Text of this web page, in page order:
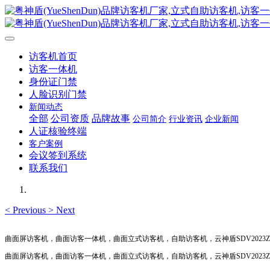
访客机首页
访客一体机
身份证门禁
人脸识别门禁
新闻动态
全部 公司资质 品牌故事 公司简介 行业资讯 企业新闻
人证核验终端
客户案例
会议签到系统
联系我们
< Previous > Next
曲面屏访客机，曲面访客一体机，曲面立式访客机，自助访客机，云神盾
曲面屏访客机，曲面访客一体机，曲面立式访客机，自助访客机，云神盾